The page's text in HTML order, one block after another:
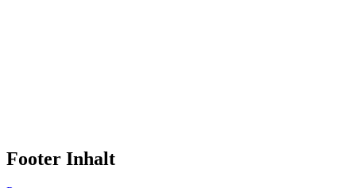
Footer Inhalt